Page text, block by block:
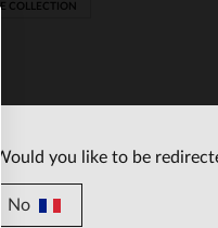
COLLECTION
Would you like to be
No